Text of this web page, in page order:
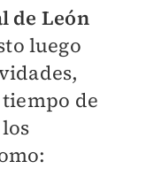
de León
luego
de